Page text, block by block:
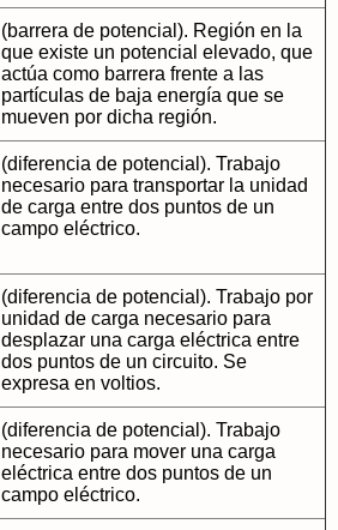
(barrera de potencial). Región en la
que existe un potencial elevado, que
actúa como barrera frente a las
partículas de baja energía que se
mueven por dicha región.
(diferencia de potencial). Trabajo
necesario para transportar la unidad
de carga entre dos puntos de un
campo eléctrico.
(diferencia de potencial). Trabajo por
unidad de carga necesario para
desplazar una carga eléctrica entre
dos puntos de un circuito. Se
expresa en voltios.
(diferencia de potencial). Trabajo
necesario para mover una carga
eléctrica entre dos puntos de un
campo eléctrico.